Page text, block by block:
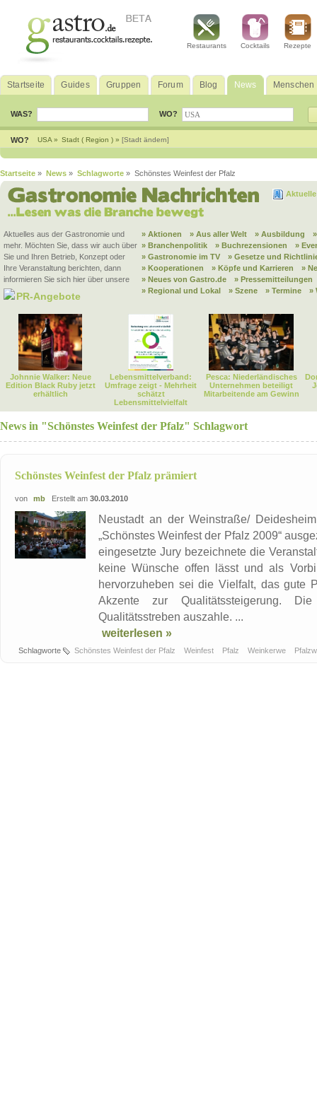
Restaurants Cocktails Rezepte
Startseite Guides Gruppen Forum Blog News Menschen
WAS? WO?
WO? USA » Stadt ( Region ) » [Stadt ändern]
Startseite » News » Schlagworte » Schönstes Weinfest der Pfalz
Aktuelles aus der Gastronomie und
mehr. Möchten Sie, dass wir auch über
Sie und Ihren Betrieb, Konzept oder
Ihre Veranstaltung berichten, dann
informieren Sie sich hier über unsere
PR-Angebote
» Aktionen » Aus aller Welt » Ausbildung
» Branchenpolitik
» Buchrezensionen
»
» Gastronomie im TV
» Gesetze und
» Kooperationen
» Köpfe und Karrieren
»
» Neues von Gastro.de
» Pressemitteilungen
» Regional und Lokal
» Szene » Termine »
Johnnie Walker: Neue
Edition Black Ruby jetzt
erhältlich
Lebensmittelverband:
Umfrage zeigt - Mehrheit
schätzt
Lebensmittelvielfalt
Pesca: Niederländisches
Unternehmen beteiligt
Mitarbeitende am Gewinn
News in "Schönstes Weinfest der Pfalz" Schlagwort
Schönstes Weinfest der Pfalz prämiert
von mb Erstellt am 30.03.2010
Neustadt an der Weinstraße/
„Schönstes Weinfest der Pfalz 2009“
eingesetzte Jury bezeichnete die
keine Wünsche offen lässt und als
hervorzuheben sei die Vielfalt, das gute
Akzente zur Qualitätssteigerung.
Qualitätsstreben auszahle. ...
weiterlesen »
Schlagworte Schönstes Weinfest der Pfalz Weinfest Pfalz Weinkerwe